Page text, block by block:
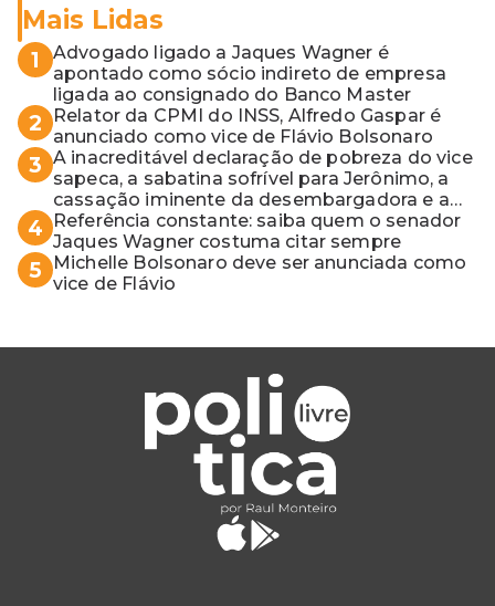
Mais Lidas
1
Advogado ligado a Jaques Wagner é
apontado como sócio indireto de empresa
ligada ao consignado do Banco Master
2
Relator da CPMI do INSS, Alfredo Gaspar é
anunciado como vice de Flávio Bolsonaro
3 A inacreditável declaração de pobreza do vice
sapeca, a sabatina sofrível para Jerônimo, a
cassação iminente da desembargadora e a
vaga do Quinto para o MP baiano
4
Referência constante: saiba quem o senador
Jaques Wagner costuma citar sempre
5
Michelle Bolsonaro deve ser anunciada como
vice de Flávio